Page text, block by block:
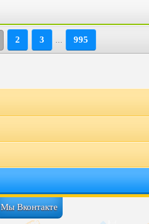
2 3 ... 995
Мы Вконтакте